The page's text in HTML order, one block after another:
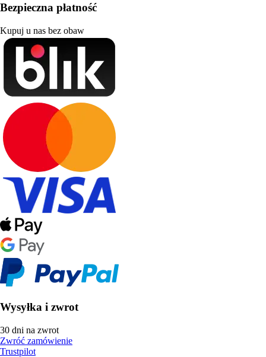
Bezpieczna płatność
Kupuj u nas bez obaw
Wysyłka i zwrot
30 dni na zwrot
Zwróć zamówienie
Trustpilot